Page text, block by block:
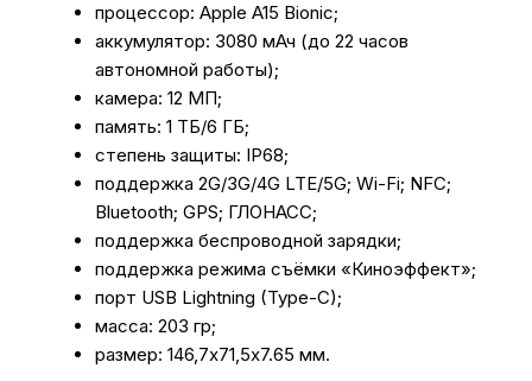
процессор: Apple A15 Bionic;
аккумулятор: 3080 мАч (до 22 часов
автономной работы);
камера: 12 МП;
память: 1 ТБ/6 ГБ;
степень защиты: IP68;
поддержка 2G/3G/4G LTE/5G; Wi-Fi; NFC;
Bluetooth; GPS; ГЛОНАСС;
поддержка беспроводной зарядки;
поддержка режима съёмки «Киноэффект»;
порт USB Lightning (Type-C);
масса: 203 гр;
размер: 146,7х71,5х7.65 мм.